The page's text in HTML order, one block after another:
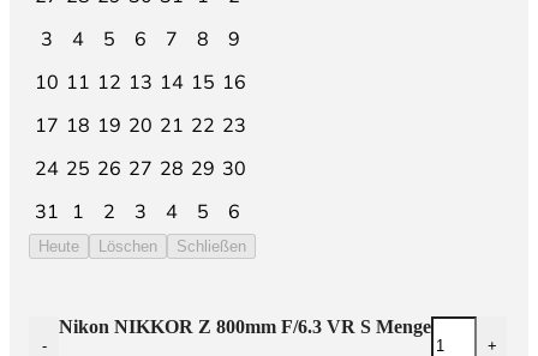
3
4 5 6 7 8
9
10 11 12 13 14 15 16
17 18 19 20 21 22 23
24 25 26 27 28 29 30
31
1 2 3 4 5 6
Heute Löschen Schließen
-
Nikon NIKKOR Z 800mm F/6.3 VR S Menge
+